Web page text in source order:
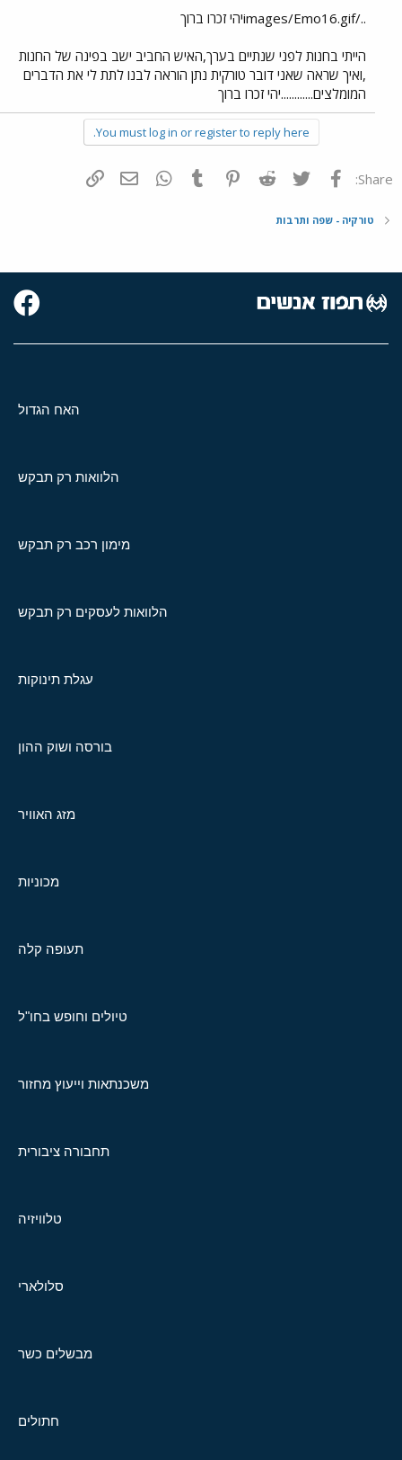
../images/Emo16.gifיהי זכרו ברוך
הייתי בחנות לפני שנתיים בערך,האיש החביב ישב בפינה של החנות
,ואיך שראה שאני דובר טורקית נתן הוראה לבנו לתת לי את הדברים
המומלצים............יהי זכרו ברוך
You must log in or register to reply here.
Share: פייסבוק Twitter
Reddit
Pinterest
Tumblr
WhatsAppדואר אלקטרוני
טורקיה - שפה ותרבות
האח הגדול
הלוואות רק תבקש
מימון רכב רק תבקש
הלוואות לעסקים רק תבקש
עגלת תינוקות
בורסה ושוק ההון
מזג האוויר
מכוניות
תעופה קלה
טיולים וחופש בחו"ל
משכנתאות וייעוץ מחזור
תחבורה ציבורית
טלוויזיה
סלולארי
מבשלים כשר
חתולים